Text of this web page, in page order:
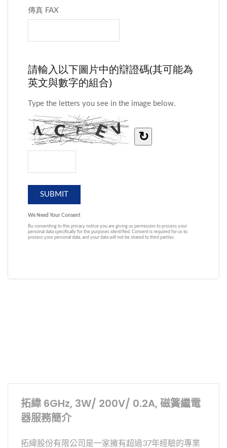
拓緯 6GHz, 3W/ 200V/ 0.2A, 磁簧繼電
器服務簡介
拓緯股份有限公司是一家擁有超過37年經驗的專業